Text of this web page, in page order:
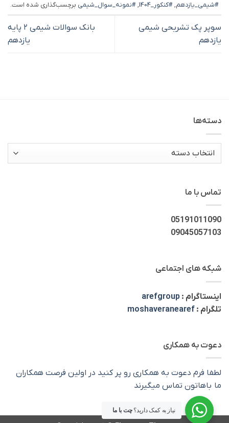
#شیمی_یازدهم,#کنکور_1404 ,#نمونه_سوال_شیمی برچسب‌گذاری شده است.
سوپر پک تشریحی شیمی
یازدهم
بانک سوالات شیمی ۲ پایه
یازدهم
دسته‌ها
دسته‌ها
تماس با ما
05191011090
09045057103
شبکه های اجتماعی
اینستاگرام : arefgroup
تلگرام : moshaveranearef
دعوت به همکاری
لطفا فرم دعوت به همکاری رو پر کنید در اولین فرصت همکاران
ما باهاتون تماس میگیرند
نیاز به کمک دارید؟چت با ما